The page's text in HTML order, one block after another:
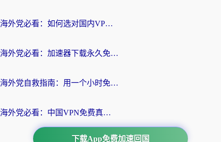
海外党必看：如何选对国内VPN，实现无缝访问国内资源？
海外党必看：加速器下载永久免费版真的存在吗？教你无缝访问国内资源的正确姿势
海外党自救指南：用一个小时免费加速器，轻松打破国内资源访问壁垒？
海外党必看：中国VPN免费真的靠谱吗？手把手教你选对回国加速器
下载App免费加速回国